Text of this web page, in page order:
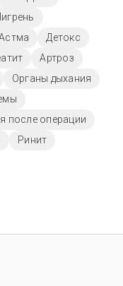
Детокс
Артроз
Органы дыхания
после операции
Ринит